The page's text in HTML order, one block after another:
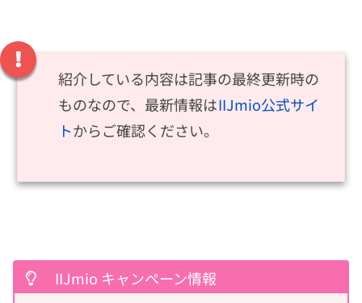
紹介している内容は記事の最終更新時の
ものなので、最新情報はIIJmio公式サイ
トからご確認ください。
IIJmio キャンペーン情報